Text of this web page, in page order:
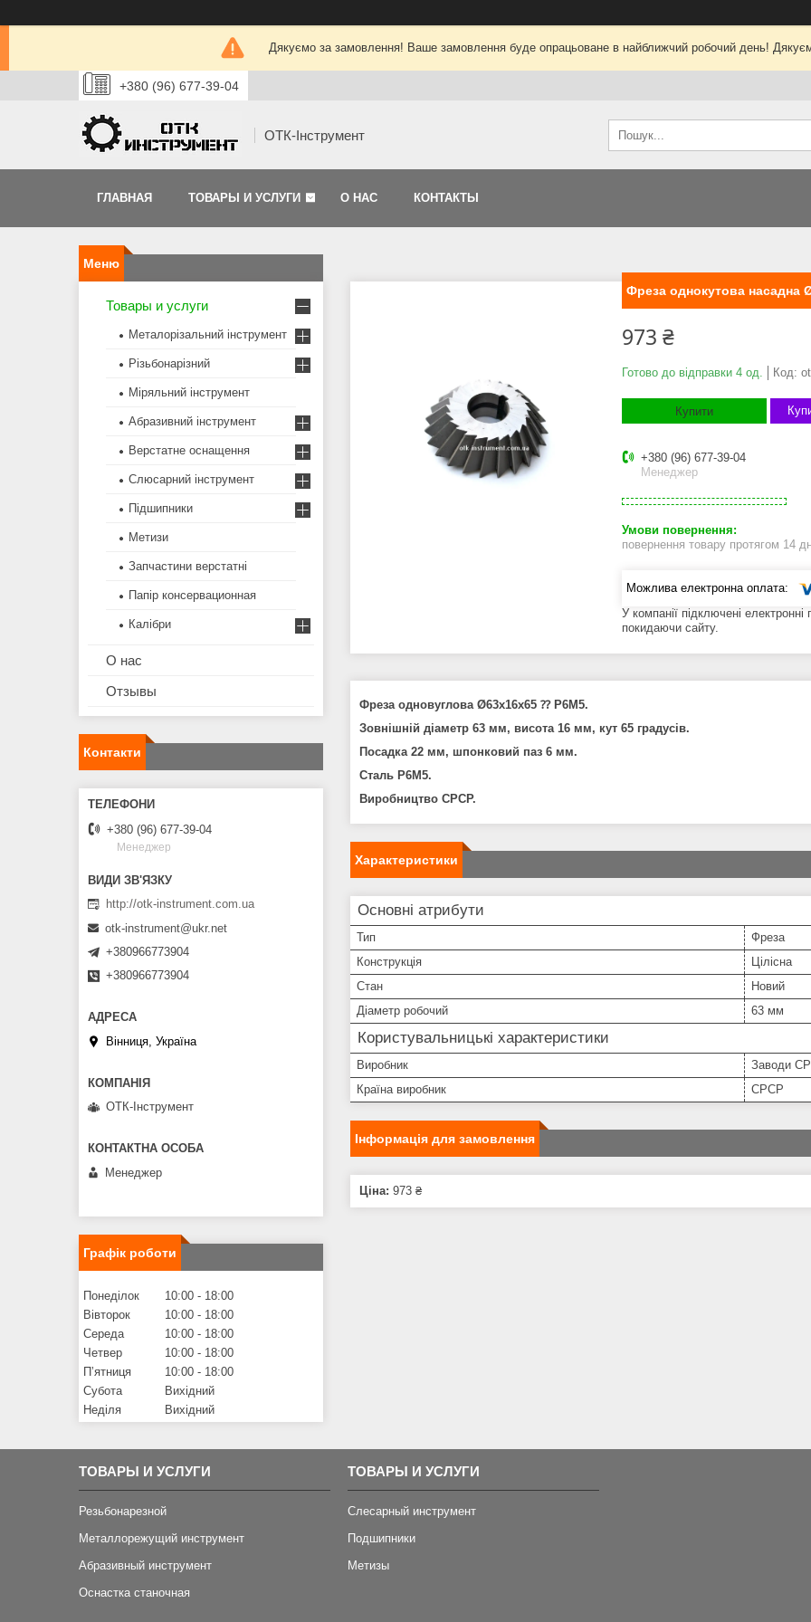
Дякуємо за замовлення! Ваше замовлення буде опрацьоване в найближчий робочий день!
+380 (96) 677-39-04
ОТК-Інструмент
ГЛАВНАЯ ТОВАРЫ И УСЛУГИ О НАС КОНТАКТЫ
Фреза однокутова насадна
973 ₴
Готово до відправки 4 од. Код:
Купити
+380 (96) 677-39-04
Менеджер
повернення товару протягом 14
У компанії підключені
покидаючи сайту.
Фреза одновуглова Ø63х16х65 ⁇ Р6М5.
Зовнішній діаметр 63 мм, висота 16 мм, кут 65 градусів.
Посадка 22 мм, шпонковий паз 6 мм.
Сталь Р6М5.
Виробництво СРСР.
Характеристики
Основні атрибути
Тип
Фреза
Конструкція
Цілісна
Стан
Новий
Діаметр робочий
63 мм
Користувальницькі характеристики
Виробник
Заводи
Країна виробник
СРСР
Інформація для замовлення
Ціна: 973 ₴
Товары и услуги
Металорізальний інструмент
Різьбонарізний
Міряльний інструмент
Абразивний інструмент
Верстатне оснащення
Слюсарний інструмент
Підшипники
Метизи
Запчастини верстатні
Папір консервационная
Калібри
О нас
Отзывы
Контакти
+380 (96) 677-39-04
Менеджер
http://otk-instrument.com.ua
otk-instrument@ukr.net
+380966773904
+380966773904
Вінниця, Україна
ОТК-Інструмент
Менеджер
Графік роботи
Понеділок 10:00
18:00
Вівторок
10:00
18:00
Середа
10:00
18:00
Четвер
10:00
18:00
Пʼятниця
10:00
18:00
Субота
Вихідний
Неділя
Вихідний
ТОВАРЫ И УСЛУГИ
Резьбонарезной
Металлорежущий инструмент
Абразивный инструмент
Оснастка станочная
ТОВАРЫ И УСЛУГИ
Слесарный инструмент
Подшипники
Метизы